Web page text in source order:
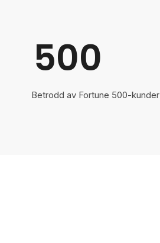
500
Betrodd av Fortune 500-kunder